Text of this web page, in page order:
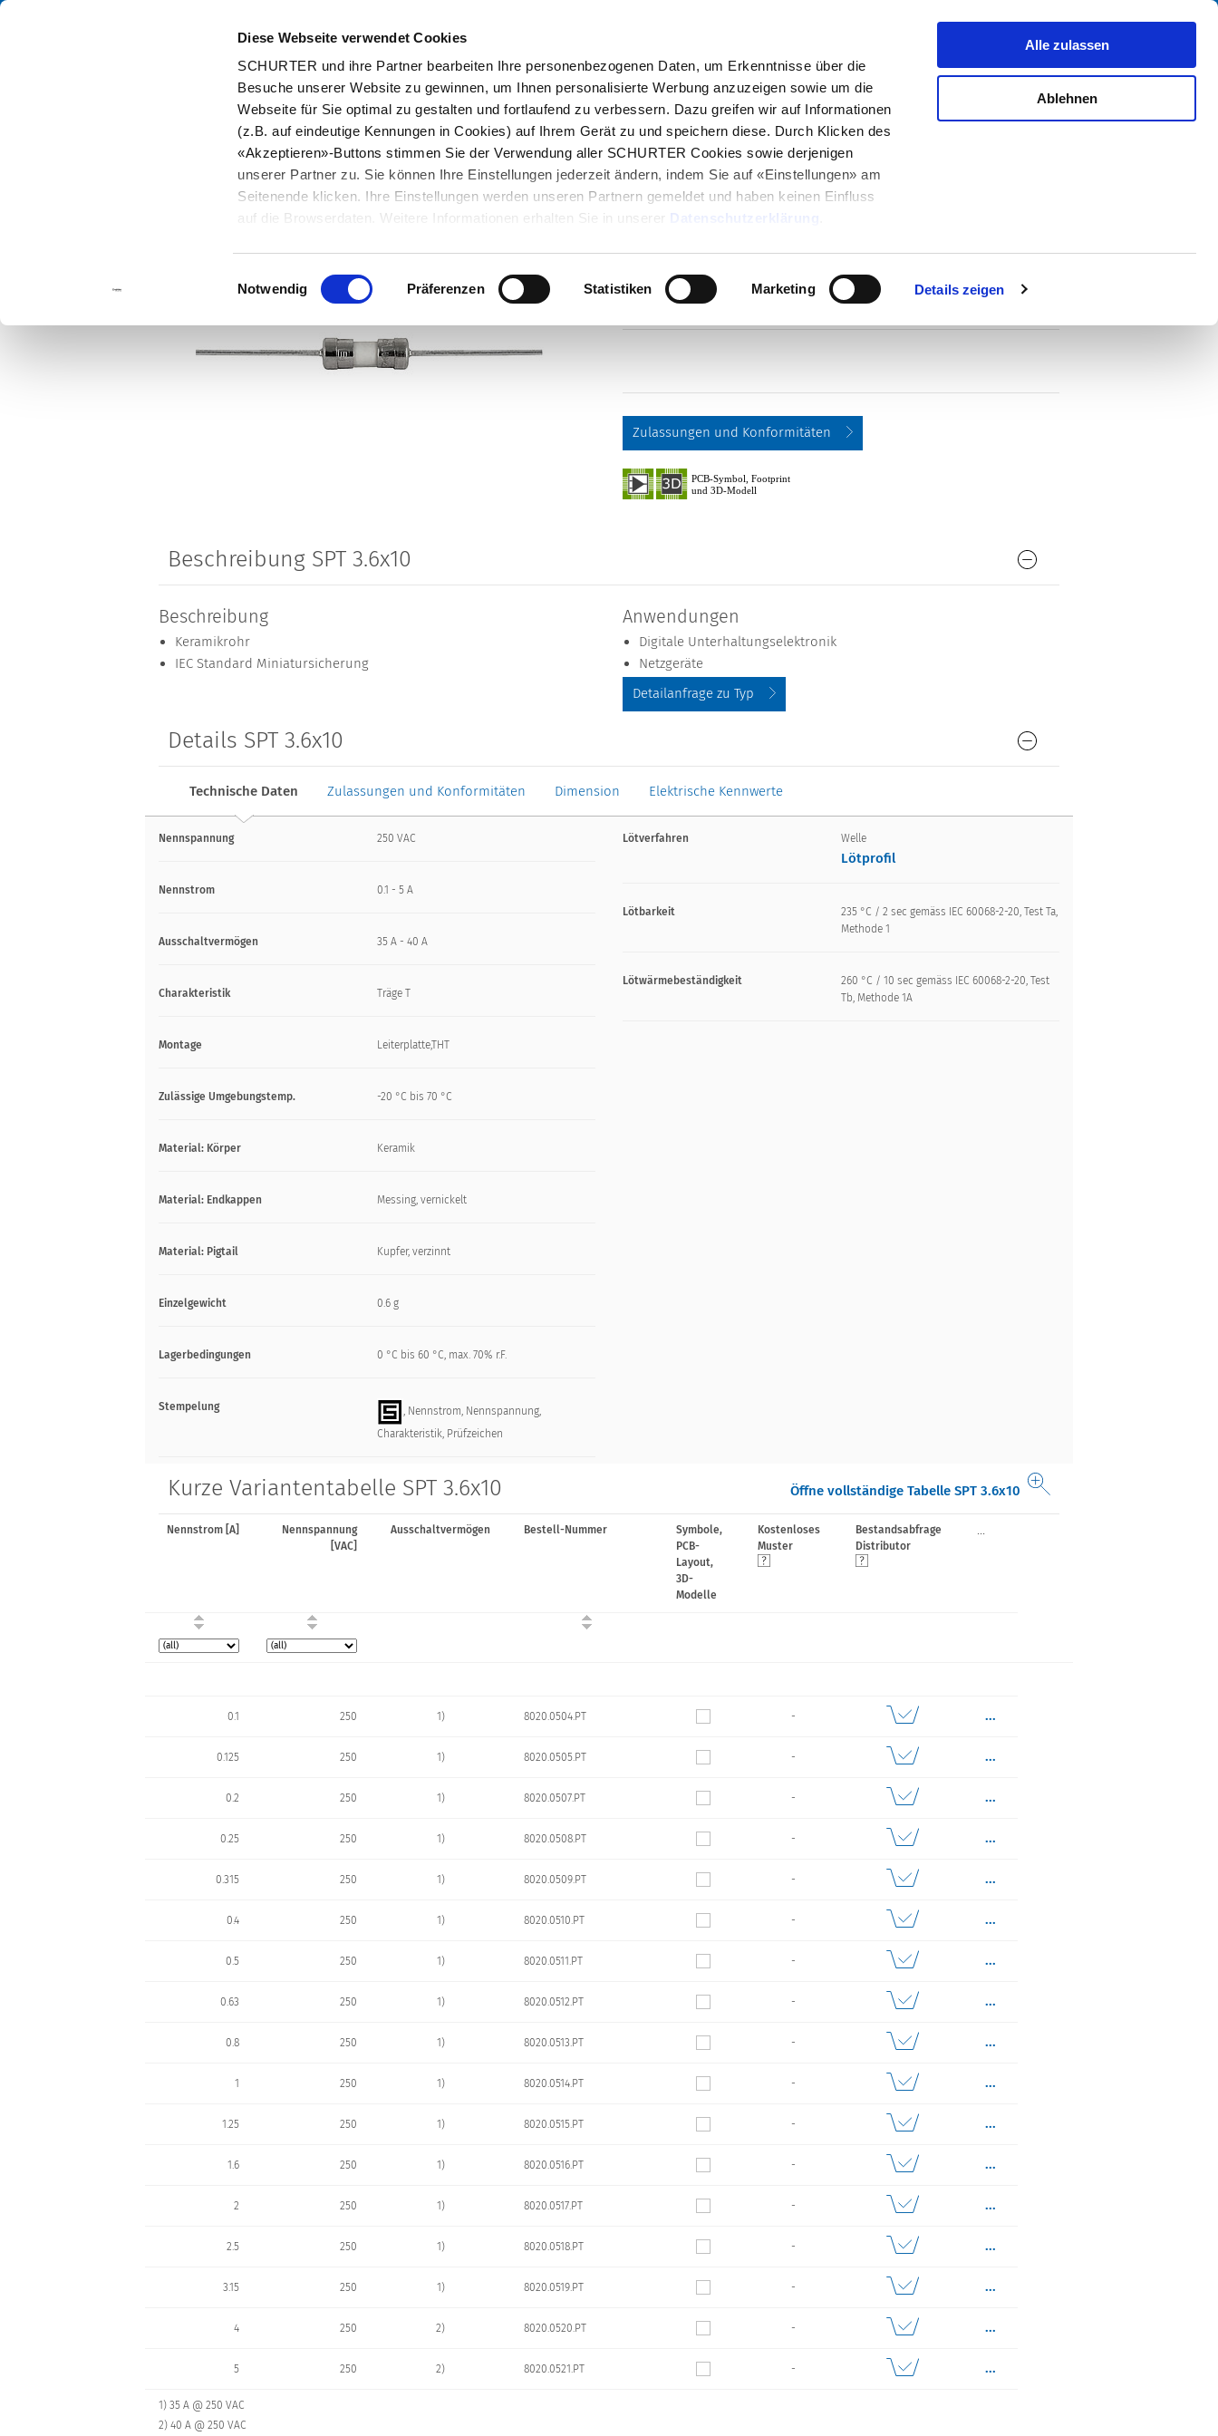
Diese Webseite verwendet Cookies
SCHURTER und ihre Partner bearbeiten Ihre personenbezogenen Daten, um Erkenntnisse über die
Besuche unserer Website zu gewinnen, um Ihnen personalisierte Werbung anzuzeigen sowie um die
Webseite für Sie optimal zu gestalten und fortlaufend zu verbessern. Dazu greifen wir auf Informationen
(z.B. auf eindeutige Kennungen in Cookies) auf Ihrem Gerät zu und speichern diese. Durch Klicken des
«Akzeptieren»-Buttons stimmen Sie der Verwendung aller SCHURTER Cookies sowie derjenigen
unserer Partner zu. Sie können Ihre Einstellungen jederzeit ändern, indem Sie auf «Einstellungen» am
Seitenende klicken. Ihre Einstellungen werden unseren Partnern gemeldet und haben keinen Einfluss
auf die Browserdaten. Weitere Informationen erhalten Sie in unserer Datenschutzerklärung
Einwilligungsauswahl
Notwendig Präferenzen Statistiken Marketing Details zeigen
Alle zulassen
Ablehnen
Katalog Kontakt
Serie
SPT 3.6x10
Kleinstsicherung, 3.6 x 10 mm, Träge T, 250 VAC
17 Varianten
Zulassungen und Konformitäten
Beschreibung SPT 3.6x10
Beschreibung
Keramikrohr
IEC Standard Miniatursicherung
Anwendungen
Digitale Unterhaltungselektronik
Netzgeräte
Detailanfrage zu Typ
Details SPT 3.6x10
Technische Daten Zulassungen und Konformitäten Dimension Elektrische Kennwerte
Nennspannung 250 VAC
Nennstrom 0.1 - 5 A
Ausschaltvermögen 35 A - 40 A
Charakteristik Träge T
Montage Leiterplatte,THT
Zulässige Umgebungstemp. -20 °C bis 70 °C
Material: Körper Keramik
Material: Endkappen Messing, vernickelt
Material: Pigtail Kupfer, verzinnt
Einzelgewicht 0.6 g
Lagerbedingungen 0 °C bis 60 °C, max. 70% r.F.
Stempelung
, Nennstrom, Nennspannung,
Charakteristik, Prüfzeichen
Lötverfahren Welle
Lötprofil
Lötbarkeit
235 °C / 2 sec gemäss IEC 60068-2-20, Test Ta,
Methode 1
Lötwärmebeständigkeit
260 °C / 10 sec gemäss IEC 60068-2-20, Test
Tb, Methode 1A
Kurze Variantentabelle SPT 3.6x10 Öffne vollständige Tabelle SPT 3.6x10
Nennstrom [A]
Nennspannung
[VAC]
Ausschaltvermögen Bestell-Nummer
Symbole,
PCB-
Layout,
3D-
Modelle
Kostenloses
Muster
Bestandsabfrage
Distributor
...
0.1 250 1) 8020.0504.PT - ...
0.125 250 1) 8020.0505.PT - ...
0.2 250 1) 8020.0507.PT - ...
0.25 250 1) 8020.0508.PT - ...
0.315 250 1) 8020.0509.PT - ...
0.4 250 1) 8020.0510.PT - ...
0.5 250 1) 8020.0511.PT - ...
0.63 250 1) 8020.0512.PT - ...
0.8 250 1) 8020.0513.PT - ...
1 250 1) 8020.0514.PT - ...
1.25 250 1) 8020.0515.PT - ...
1.6 250 1) 8020.0516.PT - ...
2 250 1) 8020.0517.PT - ...
2.5 250 1) 8020.0518.PT - ...
3.15 250 1) 8020.0519.PT - ...
4 250 2) 8020.0520.PT - ...
5 250 2) 8020.0521.PT - ...
1) 35 A @ 250 VAC
2) 40 A @ 250 VAC